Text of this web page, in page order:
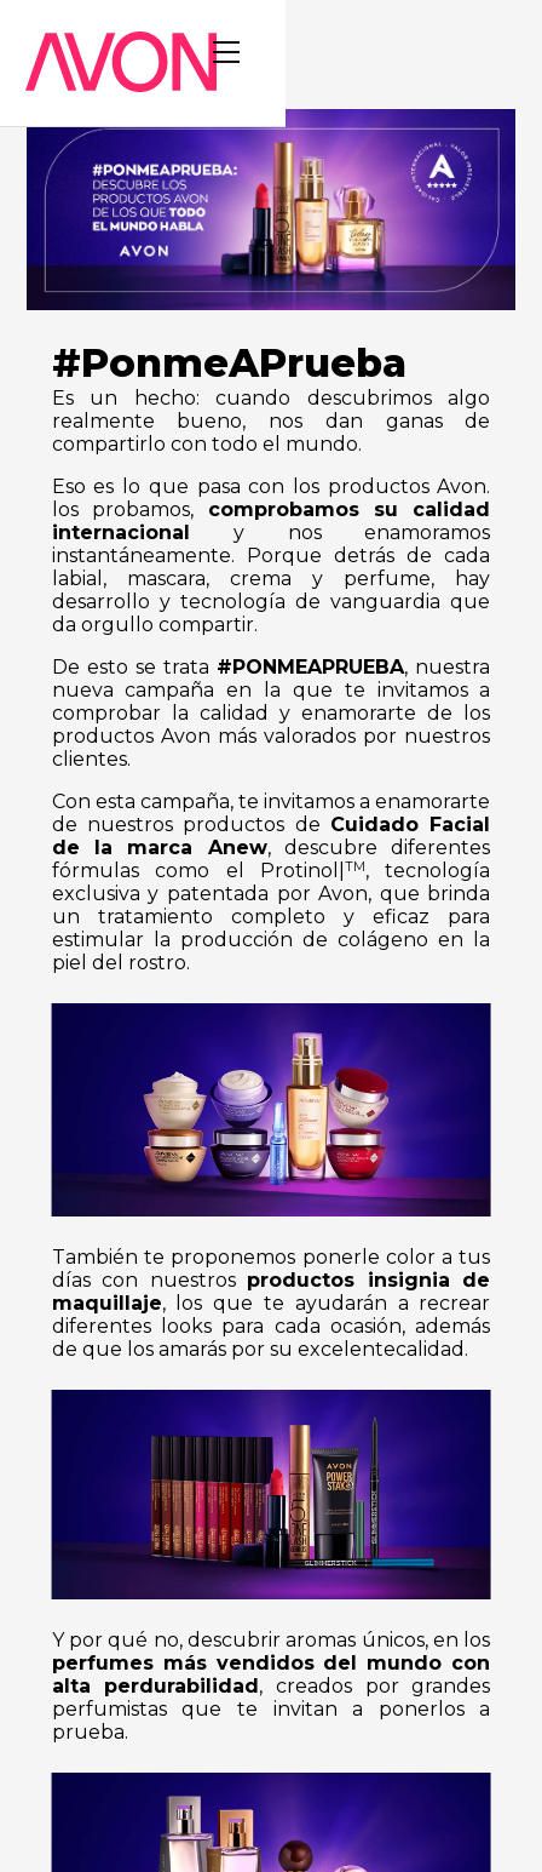
#PonmeAPrueba
Es un hecho: cuando descubrimos algo
realmente bueno, nos dan ganas de
compartirlo con todo el mundo.
Eso es lo que pasa con los productos Avon.
los probamos, comprobamos su calidad
internacionaly nos enamoramos
instantáneamente. Porque detrás de cada
labial, mascara, crema y perfume, hay
desarrollo y tecnología de vanguardia que
da orgullo compartir.
De esto se trata #PONMEAPRUEBA, nuestra
nueva campaña en la que te invitamos a
comprobar la calidad y enamorarte de los
productos Avon más valorados por nuestros
clientes.
Con esta campaña, te invitamos a enamorarte
de nuestros productos de Cuidado Facial
de la marca Anew, descubre diferentes
fórmulas como el Protinol|
TM , tecnología
exclusiva y patentada por Avon, que brinda
un tratamiento completo y eficaz para
estimular la producción de colágeno en la
piel del rostro.
También te proponemos ponerle color a tus
días con nuestros productos insignia de
maquillaje, los que te ayudarán a recrear
diferentes looks para cada ocasión, además
de que los amarás por su excelentecalidad.
Y por qué no, descubrir aromas únicos, en los
perfumes más vendidos del mundo con
alta perdurabilidad, creados por grandes
perfumistas que te invitan a ponerlos a
prueba.